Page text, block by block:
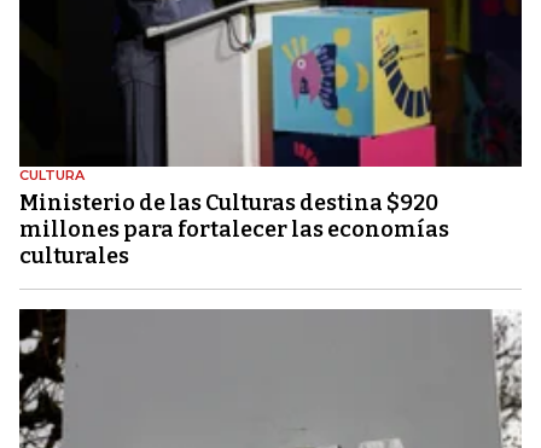
CULTURA
Ministerio de las Culturas destina $920
millones para fortalecer las economías
culturales